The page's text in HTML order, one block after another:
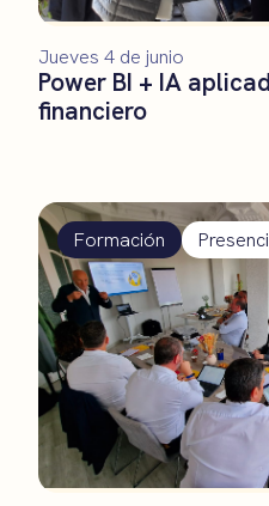
Power BI + IA
financiero
Jueves 4 de junio
Formación